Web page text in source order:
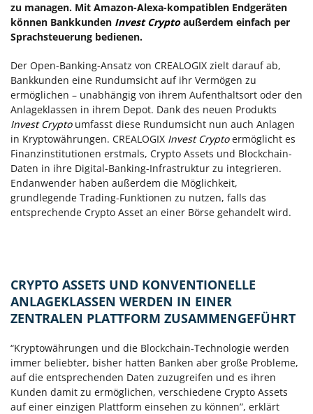
zu managen. Mit Amazon-Alexa-kompatiblen Endgeräten
können Bankkunden Invest Cryptoaußerdem einfach per
Sprachsteuerung bedienen.
Der Open-Banking-Ansatz von CREALOGIX zielt darauf ab,
Bankkunden eine Rundumsicht auf ihr Vermögen zu
ermöglichen – unabhängig von ihrem Aufenthaltsort oder den
Anlageklassen in ihrem Depot. Dank des neuen Produkts
Invest Cryptoumfasst diese Rundumsicht nun auch Anlagen
in Kryptowährungen. CREALOGIX Invest Cryptoermöglicht es
Finanzinstitutionen erstmals, Crypto Assets und Blockchain-
Daten in ihre Digital-Banking-Infrastruktur zu integrieren.
Endanwender haben außerdem die Möglichkeit,
grundlegende Trading-Funktionen zu nutzen, falls das
entsprechende Crypto Asset an einer Börse gehandelt wird.
CRYPTO ASSETS UND KONVENTIONELLE
ANLAGEKLASSEN WERDEN IN EINER
ZENTRALEN PLATTFORM ZUSAMMENGEFÜHRT
“Kryptowährungen und die Blockchain-Technologie werden
immer beliebter, bisher hatten Banken aber große Probleme,
auf die entsprechenden Daten zuzugreifen und es ihren
Kunden damit zu ermöglichen, verschiedene Crypto Assets
auf einer einzigen Plattform einsehen zu können”, erklärt